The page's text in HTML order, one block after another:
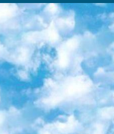
— увидите список необходимых для неё умений. Чтобы вы могли освоить их самостоятельно, для каждого умения площадка отображает подборку ссылок на учебные материалы. Хотя «Смартия» ориентируется на русскоязычную аудиторию, часть контента всё же доступна только на английском. 3. «Лекторий Физтеха» Проект Московского физико-технического института (Физтеха). С его помощью вы можете смотреть онлайн серии лекций, записанные на видео в этом вузе. В числе доступных предметов — физика, биология, химия, информационные технологии и другие. К некоторым лекциям администрация ресурса прилагает готовые конспекты, которые можно скачивать в PDF-формате. 4. ITMOcourses Онлайн-площадка Санкт-Петербургского национального исследовательского университета информационных технологий, механики и оптики (ИТМО). Ресурс предоставляет свободный доступ к курсам, разработанным в этом вузе. Каталог материалов разбит на четыре категории: «Оптические системы и технологии», «Приборостроение и робототехника», «Информационные технологии» и «Биотехнологии». Курсы состоят из видеолекций, интерактивных демонстраций и заданий. 5. «КиберЛенинка» Электронная научная библиотека открытого доступа. Каталог площадки регулярно обрастает текстами статей из различных научных изданий. Сгруппированные по журналам и рубрикам публикации можно читать онлайн или скачивать целиком в PDF-формате. Проект нацелен на популяризацию науки за счёт открытого доступа к качественной информации. 6. «ПостНаука» На этом ресурсе публикуют подборки видеолекций, составленные экспертами из разных отраслей и объединённые общими темами. Среди них, к примеру, есть серии «Биоинформатика и геномика», «Культура средневековой Скандинавии» и Cinema Studies о теории кино. Каждая подборка лекций — логически связанная история, рассказанная экспертом от первого лица. Кроме того, на сайте появляются научно-образовательные статьи и тесты на разные темы. 7. «Newочём» Команда проекта «Newочём» отбирает самые интересные тексты из англоязычных СМИ и переводит те из них, за которые голосуют участники сообщества «ВКонтакте». По большей части это научно-популярные статьи. Редакторы придумывают лишь заголовки, в остальном содержание переводов соответствует оригиналам. Полные тексты можно читать прямо в социальной сети. 8. InternetUrok Онлайн-база материалов по основным дисциплинам школьной программы. Информация на сайте структурирована по классам, предметам и темам (урокам). Каждый урок состоит из видеолекций и конспектов. Есть также интерактивные тренажёры и тесты для закрепления пройденного материала. Даже если вы давно окончили школу, возможность повторить программу старших классов всегда может пригодиться. 9. Edutainme Ещё один ресурс об образовании. В отличие от Newtonew, как мне кажется, Edutainme больше ориентируется на представителей индустрии: педагогов, предпринимателей, разработчиков образовательных проектов. Но и любой, кто просто стремится к саморазвитию, найдёт на сайте много полезного и интересного для себя. Например, информацию о новых курсах и образовательных сервисах. 10. Newtonew Онлайн-медиа об образовании и обучении в широком смысле. Авторы Newtonew пишут об инструментах, заведениях, тактиках и стратегиях, которые помогают учить других и получать новые знания самостоятельно. На этой площадке вы найдёте новости, обзоры, аналитические мат